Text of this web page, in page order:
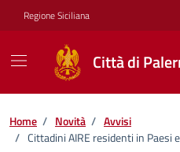
Vai ai contenuti
Vai al footer
Regione Siciliana
Città di
Home / Novità / Avvisi
/ Cittadini AIRE residenti in Paesi